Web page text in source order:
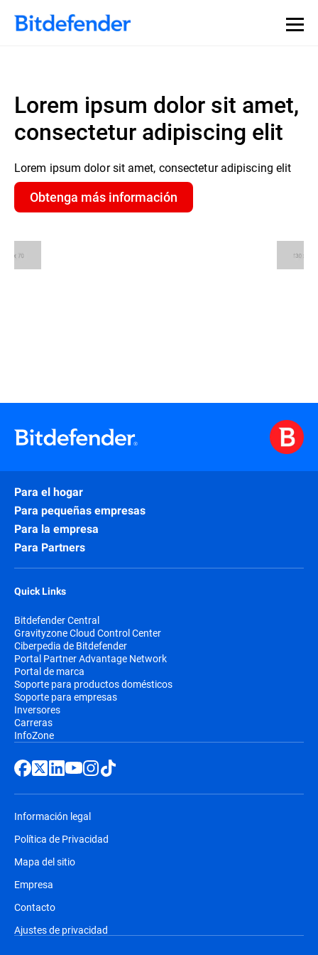
Lorem ipsum dolor sit amet,
consectetur adipiscing elit
Lorem ipsum dolor sit amet, consectetur adipiscing elit
Obtenga más información
Para el hogar
Para pequeñas empresas
Para la empresa
Para Partners
Quick Links
Bitdefender Central
Gravityzone Cloud Control Center
Ciberpedia de Bitdefender
Portal Partner Advantage Network
Portal de marca
Soporte para productos domésticos
Soporte para empresas
Inversores
Carreras
InfoZone
Información legal
Política de Privacidad
Mapa del sitio
Empresa
Contacto
Ajustes de privacidad